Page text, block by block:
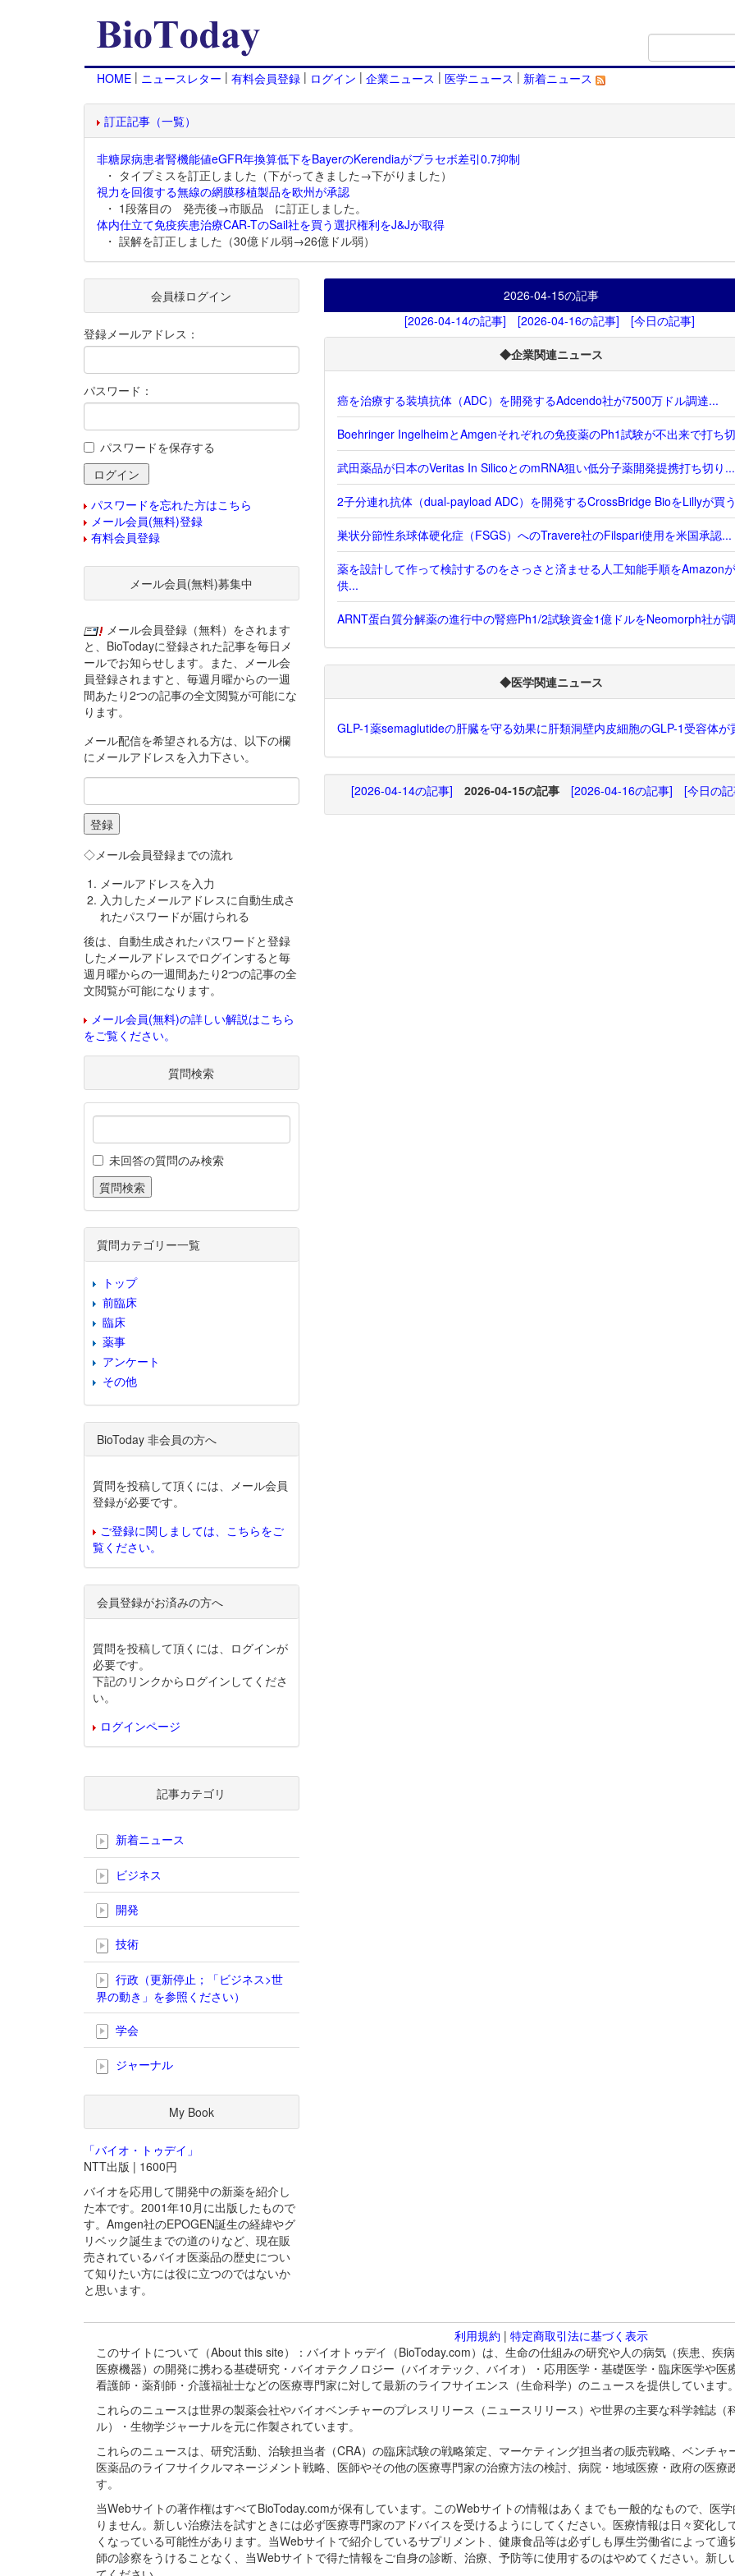
HOME | ニュースレター | 有料会員登録 | ログイン | 企業ニュース | 医学ニュース | 新着ニュース
訂正記事（一覧）
非糖尿病患者腎機能値eGFR年換算低下をBayerのKerendiaがプラセボ差引0.7抑制
・ タイプミスを訂正しました（下がってきました→下がりました）
視力を回復する無線の網膜移植製品を欧州が承認
・ 1段落目の 発売後→市販品 に訂正しました。
体内仕立て免疫疾患治療CAR-TのSail社を買う選択権利をJ&Jが取得
・ 誤解を訂正しました（30億ドル弱→26億ドル弱）
2026-04-15の記事
[2026-04-14の記事]
[2026-04-16の記事] [今日の記事]
◆企業関連ニュース
癌を治療する装填抗体（ADC）を開発するAdcendo社が7500万ドル調達...
Boehringer IngelheimとAmgenそれぞれの免疫薬のPh1試験が不出来で打ち
武田薬品が日本のVeritas In SilicoとのmRNA狙い低分子薬開発提携打ち切り...
2子分連れ抗体（dual-payload ADC）を開発するCrossBridge BioをLillyが買
巣状分節性糸球体硬化症（FSGS）へのTravere社のFilspari使用を米国承認...
薬を設計して作って検討するのをさっさと済ませる人工知能手順をAmazon
供...
ARNT蛋白質分解薬の進行中の腎癌Ph1/2試験資金1億ドルをNeomorph社が
◆医学関連ニュース
GLP-1薬semaglutideの肝臓を守る効果に肝類洞壁内皮細胞のGLP-1受容体が
[2026-04-14の記事] 2026-04-15の記事 [2026-04-16の記事] [今日の
会員様ログイン
登録メールアドレス：
パスワード：
パスワードを保存する
パスワードを忘れた方はこちら
メール会員(無料)登録
有料会員登録
メール会員(無料)募集中
メール会員登録（無料）をされます
と、BioTodayに登録された記事を毎日メ
ールでお知らせします。また、メール会
員登録されますと、毎週月曜からの一週
間あたり2つの記事の全文閲覧が可能にな
ります。
メール配信を希望される方は、以下の欄
にメールアドレスを入力下さい。
◇メール会員登録までの流れ
メールアドレスを入力
入力したメールアドレスに自動生成さ
れたパスワードが届けられる
後は、自動生成されたパスワードと登録
したメールアドレスでログインすると毎
週月曜からの一週間あたり2つの記事の全
文閲覧が可能になります。
メール会員(無料)の詳しい解説はこちら
をご覧ください。
質問検索
未回答の質問のみ検索
質問カテゴリー一覧
トップ
前臨床
臨床
薬事
アンケート
その他
BioToday 非会員の方へ
質問を投稿して頂くには、メール会員
登録が必要です。
ご登録に関しましては、こちらをご
覧ください。
会員登録がお済みの方へ
質問を投稿して頂くには、ログインが
必要です。
下記のリンクからログインしてくださ
い。
ログインページ
記事カテゴリ
新着ニュース
ビジネス
開発
技術
行政（更新停止；「ビジネス>世
界の動き」を参照ください）
学会
ジャーナル
My Book
「バイオ・トゥデイ」
NTT出版 | 1600円
バイオを応用して開発中の新薬を紹介し
た本です。2001年10月に出版したもので
す。Amgen社のEPOGEN誕生の経緯やグ
リベック誕生までの道のりなど、現在販
売されているバイオ医薬品の歴史につい
て知りたい方には役に立つのではないか
と思います。
利用規約 | 特定商取引法に基づく表示
このサイトについて（About this site）：バイオトゥデイ（BioToday.com）は、生命の仕組みの研究や人の病気（疾患、疾
医療機器）の開発に携わる基礎研究・バイオテクノロジー（バイオテック、バイオ）・応用医学・基礎医学・臨床医学や
看護師・薬剤師・介護福祉士などの医療専門家に対して最新のライフサイエンス（生命科学）のニュースを提供しています
これらのニュースは世界の製薬会社やバイオベンチャーのプレスリリース（ニュースリリース）や世界の主要な科学雑誌
ル）・生物学ジャーナルを元に作製されています。
これらのニュースは、研究活動、治験担当者（CRA）の臨床試験の戦略策定、マーケティング担当者の販売戦略、ベンチ
医薬品のライフサイクルマネージメント戦略、医師やその他の医療専門家の治療方法の検討、病院・地域医療・政府の医
す。
当Webサイトの著作権はすべてBioToday.comが保有しています。このWebサイトの情報はあくまでも一般的なもので、医
りません。新しい治療法を試すときには必ず医療専門家のアドバイスを受けるようにしてください。医療情報は日々変化
くなっている可能性があります。当Webサイトで紹介しているサプリメント、健康食品等は必ずしも厚生労働省によって
師の診察をうけることなく、当Webサイトで得た情報をご自身の診断、治療、予防等に使用するのはやめてください。新